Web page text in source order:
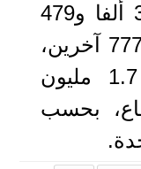
على غزة، إلى ارتقاء 36 ألفا و479
شهيدا، وإصابة 82 ألفا و777 آخرين،
إلى جانب نزوح نحو 1.7 مليون
بحسب